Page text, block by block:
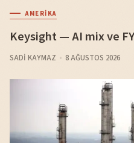
AMERIKA
Keysight — AI mix ve
SADI KAYMAZ 8 AĞUSTOS 2026